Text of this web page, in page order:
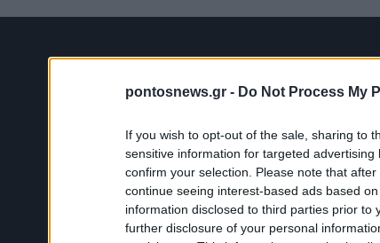
pontosnews.gr - Do Not Process My
If you wish to opt-out of the sale, sharing to
sensitive information for targeted
confirm your selection. Please note that
continue seeing interest-based ads based
information disclosed to third parties prior
further disclosure of your personal